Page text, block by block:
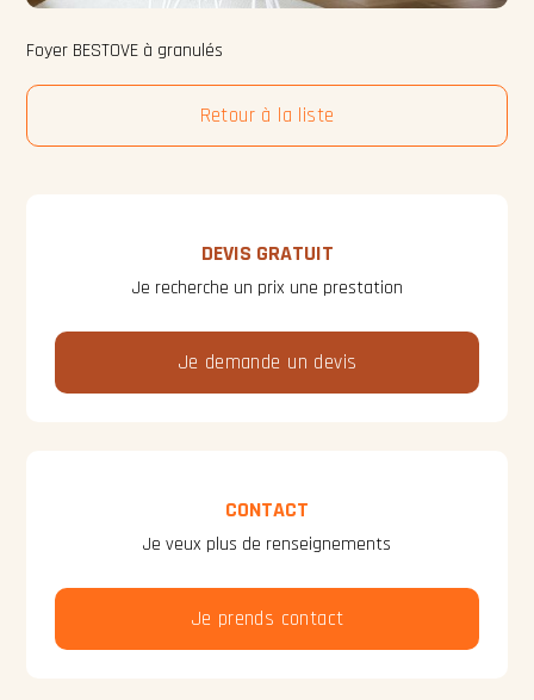
Foyer BESTOVE à granulés
Retour à la liste
DEVIS GRATUIT
Je recherche un prix une prestation
Je demande un devis
CONTACT
Je veux plus de renseignements
Je prends contact